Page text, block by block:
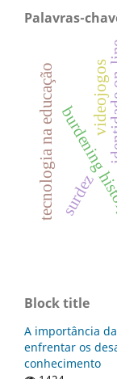
Palavras-
tecnologia na educação surdez
videojogos
Block title
A importância
enfrentar os
conhecimento